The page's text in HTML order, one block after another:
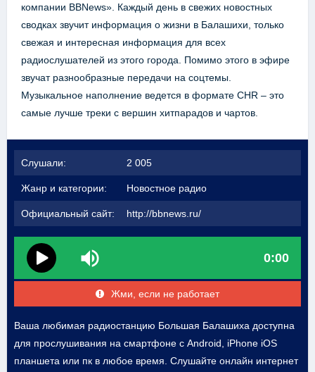
компании BBNews». Каждый день в свежих новостных
сводках звучит информация о жизни в Балашихи, только
свежая и интересная информация для всех
радиослушателей из этого города. Помимо этого в эфире
звучат разнообразные передачи на соцтемы.
Музыкальное наполнение ведется в формате CHR – это
самые лучше треки с вершин хитпарадов и чартов.
Слушали: 2 005
Жанр и категории: Новостное радио
Официальный сайт: http://bbnews.ru/
0:00
Жми, если не работает
Ваша любимая радиостанцию Большая Балашиха доступна
для прослушивания на смартфоне с Android, iPhone iOS
планшета или пк в любое время. Слушайте онлайн интернет